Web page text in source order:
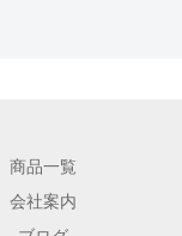
商品一覧
会社案内